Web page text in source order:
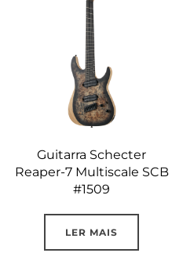
Guitarra Schecter
Reaper-7 Multiscale SCB
#1509
LER MAIS